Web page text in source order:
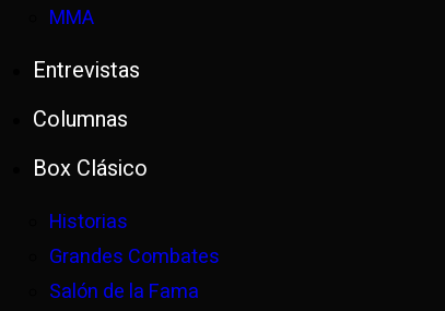
MMA
Entrevistas
Columnas
Box Clásico
Historias
Grandes Combates
Salón de la Fama